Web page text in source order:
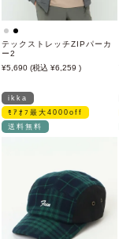
テックストレッチZIPパーカ
ー2
5,690
6,259
ikka
ﾓｱｵﾌ最大4000off
送料無料